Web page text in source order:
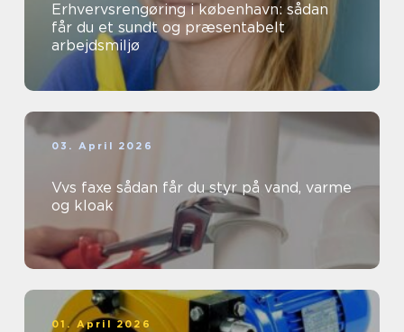
Erhvervsrengøring i københavn: sådan
får du et sundt og præsentabelt
arbejdsmiljø
03. April 2026
Vvs faxe sådan får du styr på vand, varme
og kloak
01. April 2026